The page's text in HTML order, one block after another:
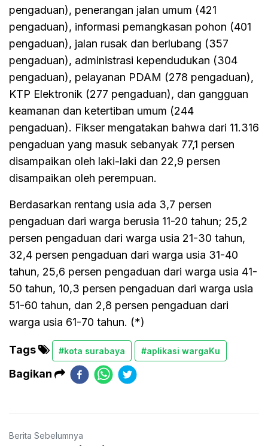
pengaduan), penerangan jalan umum (421
pengaduan), informasi pemangkasan pohon (401
pengaduan), jalan rusak dan berlubang (357
pengaduan), administrasi kependudukan (304
pengaduan), pelayanan PDAM (278 pengaduan),
KTP Elektronik (277 pengaduan), dan gangguan
keamanan dan ketertiban umum (244
pengaduan). Fikser mengatakan bahwa dari 11.316
pengaduan yang masuk sebanyak 77,1 persen
disampaikan oleh laki-laki dan 22,9 persen
disampaikan oleh perempuan.
Berdasarkan rentang usia ada 3,7 persen
pengaduan dari warga berusia 11-20 tahun; 25,2
persen pengaduan dari warga usia 21-30 tahun,
32,4 persen pengaduan dari warga usia 31-40
tahun, 25,6 persen pengaduan dari warga usia 41-
50 tahun, 10,3 persen pengaduan dari warga usia
51-60 tahun, dan 2,8 persen pengaduan dari
warga usia 61-70 tahun. (*)
Tags #kota surabaya #aplikasi wargaKu
Bagikan
Berita Sebelumnya